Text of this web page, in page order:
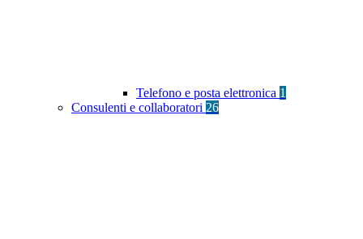
Telefono e posta elettronica 1
Consulenti e collaboratori 26